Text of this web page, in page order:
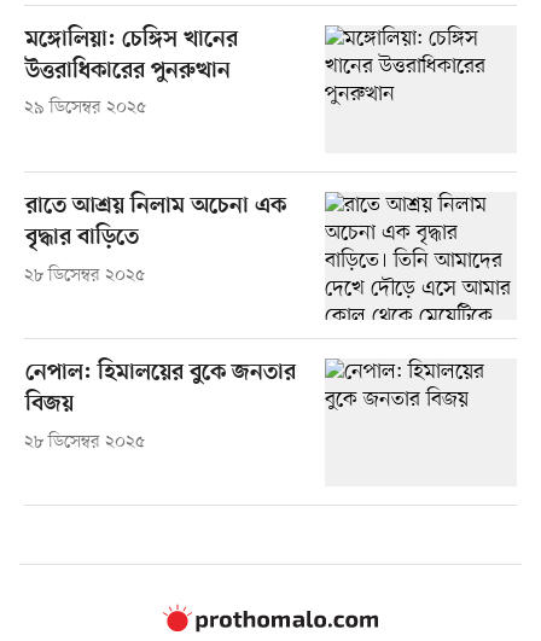
মঙ্গোলিয়া: চেঙ্গিস খানের
উত্তরাধিকারের পুনরুত্থান
২৯ ডিসেম্বর ২০২৫
রাতে আশ্রয় নিলাম অচেনা এক
বৃদ্ধার বাড়িতে
২৮ ডিসেম্বর ২০২৫
নেপাল: হিমালয়ের বুকে জনতার
বিজয়
২৮ ডিসেম্বর ২০২৫